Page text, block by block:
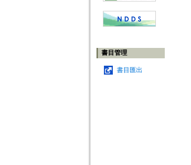
書目管理
書目匯出